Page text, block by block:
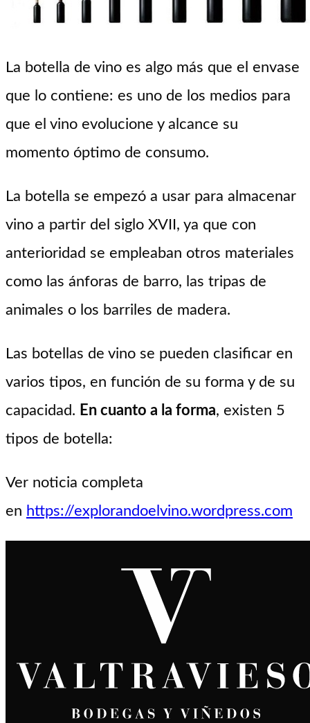
La botella de vino es algo más que el envase
que lo contiene: es uno de los medios para
que el vino evolucione y alcance su
momento óptimo de consumo.
La botella se empezó a usar para almacenar
vino a partir del siglo XVII, ya que con
anterioridad se empleaban otros materiales
como las ánforas de barro, las tripas de
animales o los barriles de madera.
Las botellas de vino se pueden clasificar en
varios tipos, en función de su forma y de su
capacidad. En cuanto a la forma, existen 5
tipos de botella:
Ver noticia completa
en https://explorandoelvino.wordpress.com